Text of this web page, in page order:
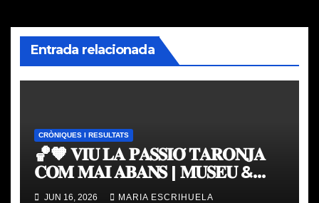
Entrada relacionada
CRÒNIQUES I RESULTATS
🏀🧡 𝐕𝐈𝐔 𝐋𝐀 𝐏𝐀𝐒𝐒𝐈𝐎́ 𝐓𝐀𝐑𝐎𝐍𝐉𝐀
𝐂𝐎𝐌 𝐌𝐀𝐈 𝐀𝐁𝐀𝐍𝐒 | 𝐌𝐔𝐒𝐄𝐔 &
𝐓𝐎𝐔𝐑 𝐕𝐀𝐋𝐄𝐍𝐂𝐈𝐀 𝐁𝐀𝐒𝐊𝐄𝐓
JUN 16, 2026 MARIA ESCRIHUELA